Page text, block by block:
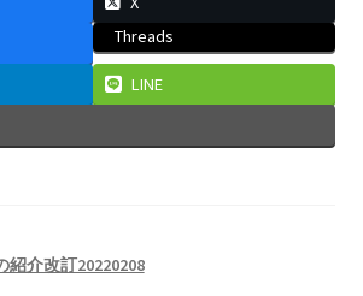
ち上げましたという昔の記事
サイト運営方針再確認】
での実験で微細な力を考察】
Threads
LINE
紹介改訂20220208